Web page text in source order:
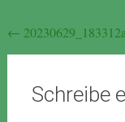
← 20230629_183312a
Schreibe